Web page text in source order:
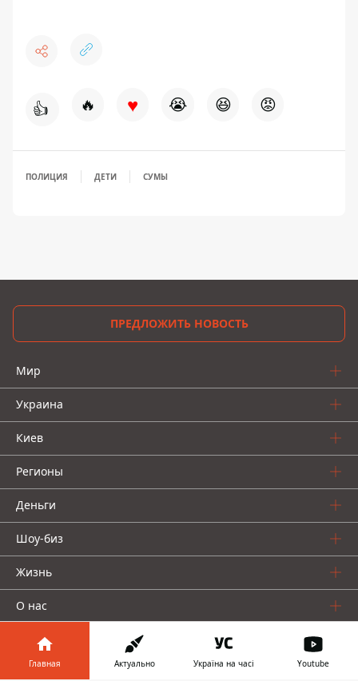
👍 🔥 ♥ 😭 😆 😡
ПОЛИЦИЯ ДЕТИ СУМЫ
ПРЕДЛОЖИТЬ НОВОСТЬ
Мир
Украина
Киев
Регионы
Деньги
Шоу-биз
Жизнь
О нас
Главная Актуально Україна на часі Youtube